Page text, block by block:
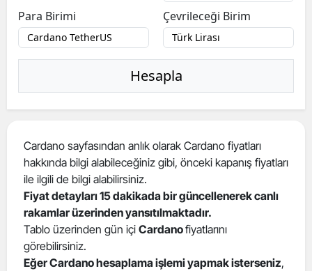
Bitlis
Bolu
Bursa
Çanakkale
Çankırı
Çorum
Para Birimi
Çevrileceği Birim
Hesapla
Cardano sayfasından anlık olarak Cardano fiyatları
hakkında bilgi alabileceğiniz gibi, önceki kapanış fiyatları
ile ilgili de bilgi alabilirsiniz.
Fiyat detayları 15 dakikada bir güncellenerek canlı
rakamlar üzerinden yansıtılmaktadır.
Tablo üzerinden gün içi Cardanofiyatlarını
görebilirsiniz.
Eğer Cardano hesaplama işlemi yapmak isterseniz,